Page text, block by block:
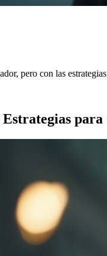
pero con las